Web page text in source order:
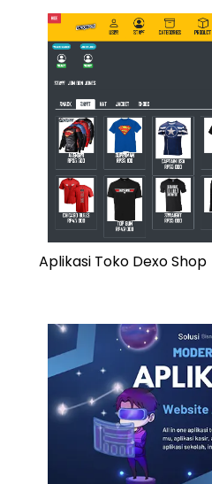
Aplikasi Toko Dexo Shop